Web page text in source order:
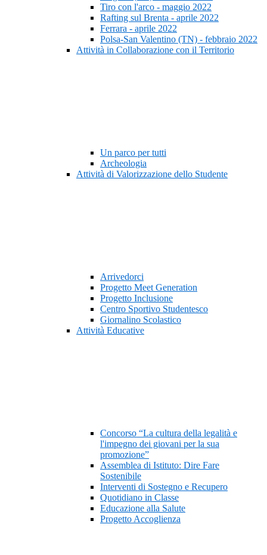
Tiro con l'arco - maggio 2022
Rafting sul Brenta - aprile 2022
Ferrara - aprile 2022
Polsa-San Valentino (TN) - febbraio 2022
Attività in Collaborazione con il Territorio
Un parco per tutti
Archeologia
Attività di Valorizzazione dello Studente
Arrivedorci
Progetto Meet Generation
Progetto Inclusione
Centro Sportivo Studentesco
Giornalino Scolastico
Attività Educative
Concorso “La cultura della legalità e
l'impegno dei giovani per la sua
promozione”
Assemblea di Istituto: Dire Fare
Sostenibile
Interventi di Sostegno e Recupero
Quotidiano in Classe
Educazione alla Salute
Progetto Accoglienza